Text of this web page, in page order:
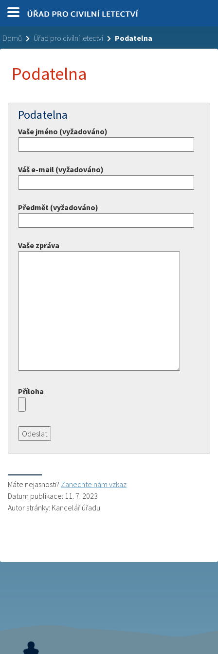
Domů Úřad pro civilní letectví Podatelna
Podatelna
Podatelna
Vaše jméno (vyžadováno)
Váš e-mail (vyžadováno)
Předmět (vyžadováno)
Vaše zpráva
Příloha
Máte nejasnosti? Zanechte nám vzkaz
Datum publikace: 11. 7. 2023
Autor stránky: Kancelář úřadu